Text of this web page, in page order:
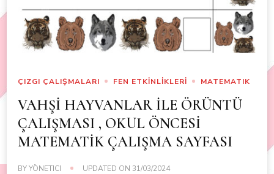
ÇIZGI ÇALIŞMALARI FEN ETKİNLİKLERİ MATEMATIK
VAHŞİ HAYVANLAR İLE ÖRÜNTÜ
ÇALIŞMASI , OKUL ÖNCESİ
MATEMATİK ÇALIŞMA SAYFASI
BYYÖNETICI UPDATED ON 31/03/2024